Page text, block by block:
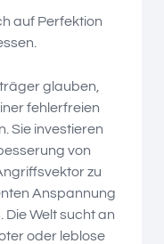
auf Perfektion
glauben,
fehlerfreien
Sie investieren
von
zu
Anspannung
Die Welt sucht an
oder leblose